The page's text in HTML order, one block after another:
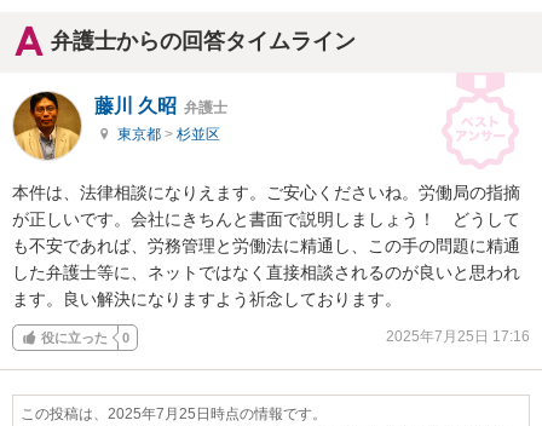
弁護士からの回答タイムライン
藤川 久昭 弁護士
東京都 > 杉並区
本件は、法律相談になりえます。ご安心くださいね。労働局の指摘
が正しいです。会社にきちんと書面で説明しましょう！　どうして
も不安であれば、労務管理と労働法に精通し、この手の問題に精通
した弁護士等に、ネットではなく直接相談されるのが良いと思われ
ます。良い解決になりますよう祈念しております。
役に立った 0 2025年7月25日 17:16
この投稿は、2025年7月25日時点の情報です。